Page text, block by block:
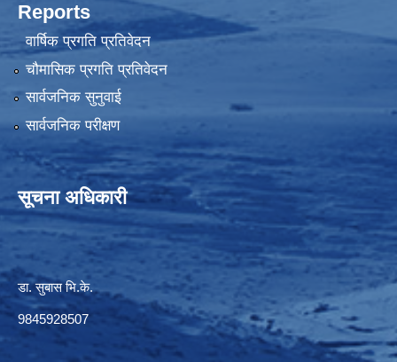
Reports
वार्षिक प्रगति प्रतिवेदन
चौमासिक प्रगति प्रतिवेदन
सार्वजनिक सुनुवाई
सार्वजनिक परीक्षण
सूचना अधिकारी
डा. सुबास भि.के.
9845928507